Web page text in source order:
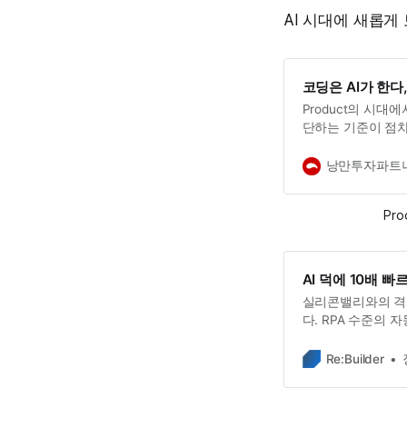
AI 시대에 새롭게
코딩은 AI가 한
Product의 시대에
단하는 기준이 점
낭만투자파트
AI 덕에 10배 빠
실리콘밸리와의
다. RPA 수준의
Re:Builder